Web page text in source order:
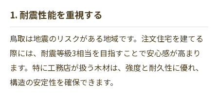
1. 耐震性能を重視する
鳥取は地震のリスクがある地域です。注文住宅を建てる
際には、耐震等級3相当を目指すことで安心感が高まり
ます。特に工務店が扱う木材は、強度と耐久性に優れ、
構造の安定性を確保できます。